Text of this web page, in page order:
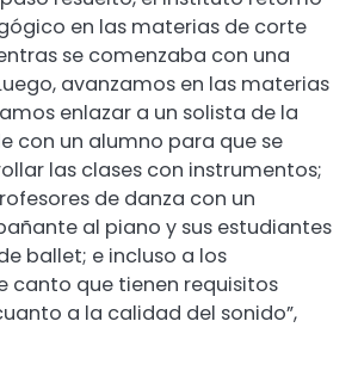
en las materias de corte
se comenzaba con una
avanzamos en las materias
enlazar a un solista de la
con un alumno para que se
las clases con instrumentos;
de danza con un
al piano y sus estudiantes
ballet; e incluso a los
canto que tienen requisitos
a la calidad del sonido”,